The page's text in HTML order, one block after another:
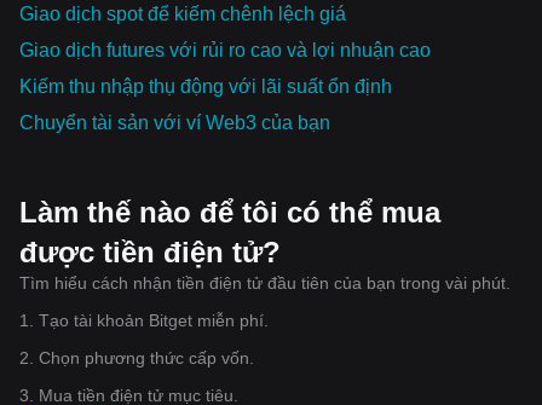
Giao dịch spot để kiếm chênh lệch giá
Giao dịch futures với rủi ro cao và lợi nhuận cao
Kiếm thu nhập thụ động với lãi suất ổn định
Chuyển tài sản với ví Web3 của bạn
Làm thế nào để tôi có thể mua
được tiền điện tử?
Tìm hiểu cách nhận tiền điện tử đầu tiên của bạn trong vài phút.
1. Tạo tài khoản Bitget miễn phí.
2. Chọn phương thức cấp vốn.
3. Mua tiền điện tử mục tiêu.